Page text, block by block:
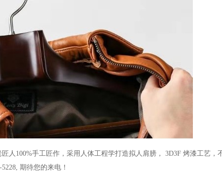
人100%手工匠作，采用人体工程学打造拟人肩膀， 3D3F 烤漆工艺，
5228, 期待您的来电！